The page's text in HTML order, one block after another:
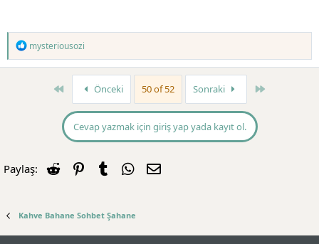
T
e
p
mysteriousozi
Önceki 50 of 52 Sonraki
Cevap yazmak için giriş yap yada kayıt ol.
Paylaş: Reddit PinterestTumblrWhatsApp
Kahve Bahane Sohbet Şahane